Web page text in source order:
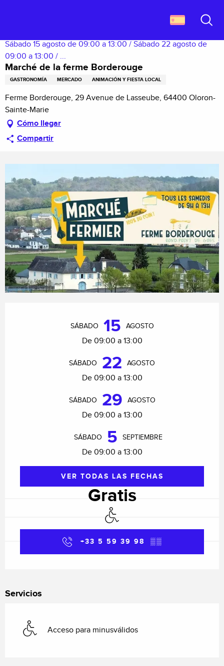
principal
Sábado 15 agosto de 09:00 a 13:00 / Sábado 22 agosto de
09:00 a 13:00 / ...
Marché de la ferme Borderouge
GASTRONOMÍA MERCADO ANIMACIÓN Y FIESTA LOCAL
Ferme Borderouge, 29 Avenue de Lasseube, 64400 Oloron-
Sainte-Marie
Cómo llegar
Compartir
SÁBADO 15 AGOSTO
De 09:00 a 13:00
SÁBADO 22 AGOSTO
De 09:00 a 13:00
SÁBADO 29 AGOSTO
De 09:00 a 13:00
SÁBADO 5 SEPTIEMBRE
De 09:00 a 13:00
VER TODAS LAS FECHAS
Gratis
Acceso para minusválidos
+33 5 59 39 98 ▒▒
Servicios
Acceso para minusválidos